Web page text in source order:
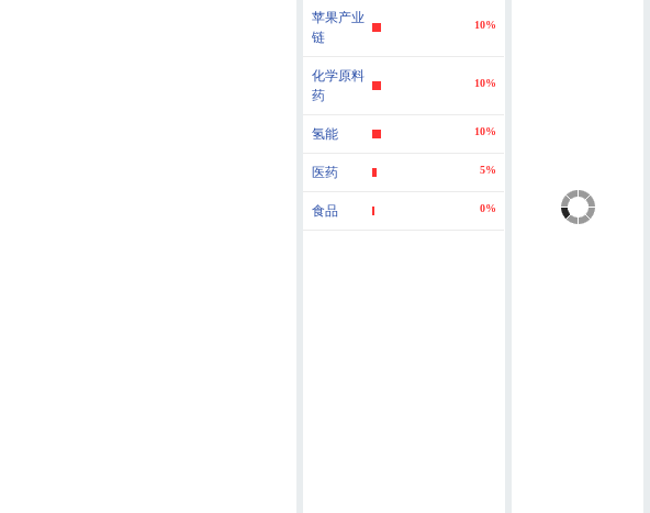
苹果产业
链
10%
化学原料
药
10%
氢能 10%
医药 5%
食品 0%